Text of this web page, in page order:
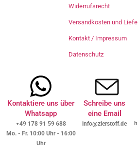
Widerrufsrecht
Versandkosten und
Kontakt / Impressum
Datenschutz
Kontaktiere uns über
Whatsapp
+49 178 91 59 688
Mo. - Fr. 10:00 Uhr - 16:00
Uhr
Schreibe uns
eine Email
info@zierstoff.de